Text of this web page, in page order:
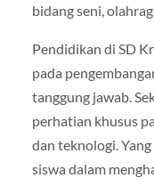
bidang seni,
Pendidikan di SD
pada
tanggung jawab.
perhatian khusus
dan teknologi.
siswa dalam